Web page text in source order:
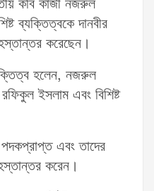
কবি কাজী নজরুল
ব্যক্তিত্বকে দানবীর
করেছেন।
হলেন, নজরুল
ইসলাম এবং বিশিষ্ট
পদকপ্রাপ্ত এবং তাদের
করেন।